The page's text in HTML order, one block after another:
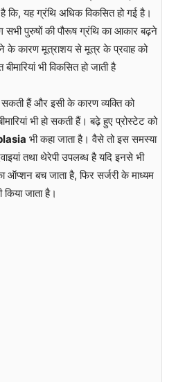
कि, यह ग्रंथि अधिक विकसित हो गई है।
पुरुषों की पौरूष ग्रंथि का आकार बढ़ने
के कारण मूत्राशय से मूत्र के प्रवाह को
भी विकसित हो जाती है
हैं और इसी के कारण व्यक्ति को
भी हो सकती हैं। बढ़े हुए प्रोस्टेट को
भी कहा जाता है। वैसे तो इस समस्या
तथा थेरेपी उपलब्ध है यदि इनसे भी
ऑप्शन बच जाता है, फिर सर्जरी के माध्यम
जाता है।